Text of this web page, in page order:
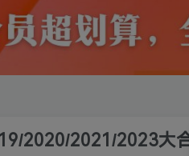
2020/2021/2023大合